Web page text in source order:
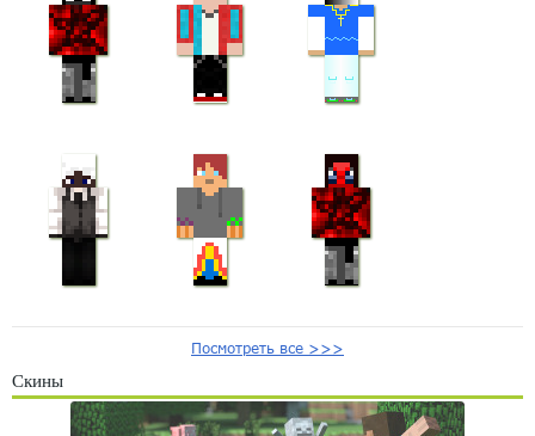
Посмотреть все >>>
Скины